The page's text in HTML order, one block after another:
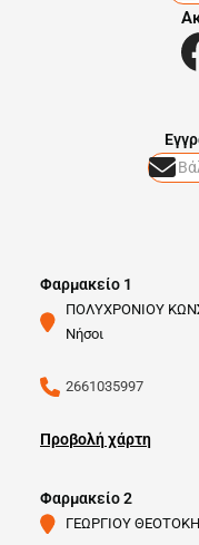
Φαρμακείο 1
ΠΟΛΥΧΡΟΝΙΟΥ
Νήσοι
2661035997
Προβολή χάρτη
Φαρμακείο 2
ΓΕΩΡΓΙΟΥ ΘΕΟΤΟΚΗ